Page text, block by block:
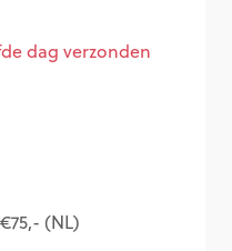
dag verzonden
(NL)